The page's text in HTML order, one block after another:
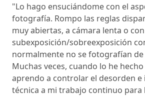
"Lo hago ensuciándome con el
fotografía. Rompo las reglas
muy abiertas, a cámara lenta o con
subexposición/sobreexposición
normalmente no se fotografían
Muchas veces, cuando lo he
aprendo a controlar el desorden
técnica a mi trabajo continuo para